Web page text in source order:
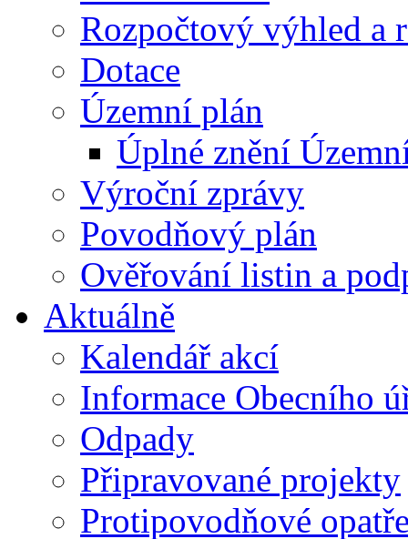
Rozpočtový výhled a
Dotace
Územní plán
Úplné znění
Výroční zprávy
Povodňový plán
Ověřování listin a
Aktuálně
Kalendář akcí
Informace Obecního
Odpady
Připravované projekty
Protipovodňové